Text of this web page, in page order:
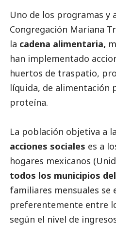
Uno de los programas y
Congregación Mariana
la cadena alimentaria,
han implementado
huertos de traspatio,
líquida, de alimentación
proteína.
La población objetiva a
acciones sociales es a
hogares mexicanos
todos los municipios
familiares mensuales se
preferentemente entre
según el nivel de